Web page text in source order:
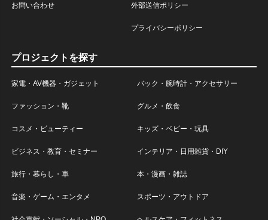
お問い合わせ 外部送信ポリシー
プライバシーポリシー
プロジェクトを探す
家電・AV機器・ガジェット バック・腕時計・アクセサリー
ファッション・靴 グルメ・飲食
コスメ・ビューティー キッズ・ベビー・玩具
ビジネス・教育・セミナー インテリア・日用雑貨・DIY
旅行・暮らし・車 本・漫画・雑誌
音楽・ゲーム・エンタメ スポーツ・アウトドア